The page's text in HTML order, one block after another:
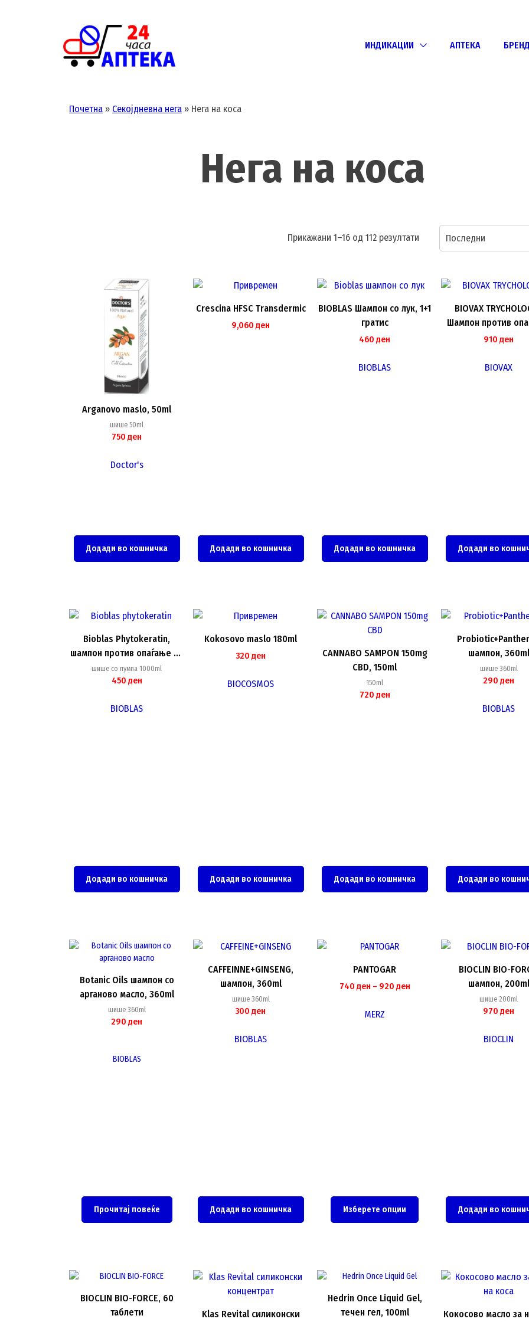
ИНДИКАЦИИ
АПТЕКА
Почетна » Секојдневна нега » Нега на коса
Нега на коса
Прикажани 1–16 од 112 резултати Последни
Arganovo maslo, 50ml
шише 50ml
750 ден
Doctor's
Додади во кошничка
Crescina HFSC Transdermic
9,060 ден
Додади во кошничка
BIOBLAS Шампон со лук, 1+1
гратис
460 ден
BIOBLAS
Додади во кошничка
BIOVAX
Шампон против
200ml
910 ден
BIOVAX
Додади во
Bioblas Phytokeratin,
шампон против опаѓање на
косата, 1000ml
шише со пумпа 1000ml
450 ден
BIOBLAS
Додади во кошничка
Kokosovo maslo 180ml
320 ден
BIOCOSMOS
Додади во кошничка
CANNABO SAMPON 150mg
CBD, 150ml
150ml
720 ден
Додади во кошничка
шампон, 360ml
шише 360ml
290 ден
BIOBLAS
Додади во
Botanic Oils шампон со
арганово масло, 360ml
шише 360ml
290 ден
BIOBLAS
Прочитај повеќе
CAFFEINNE+GINSENG,
шампон, 360ml
шише 360ml
300 ден
BIOBLAS
Додади во кошничка
PANTOGAR
740 ден – 920 денPrice
MERZ
Изберете опции
This
multiple
BIOCLIN BIO-
шампон, 200ml
шише 200ml
970 ден
BIOCLIN
Додади во
BIOCLIN BIO-FORCE, 60
таблети
Klas Revital силиконски
Hedrin Once Liquid Gel,
течен гел, 100ml
Кокосово масло за